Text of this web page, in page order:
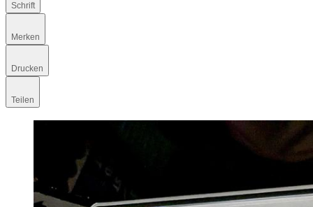
Schrift
Merken
Drucken
Teilen